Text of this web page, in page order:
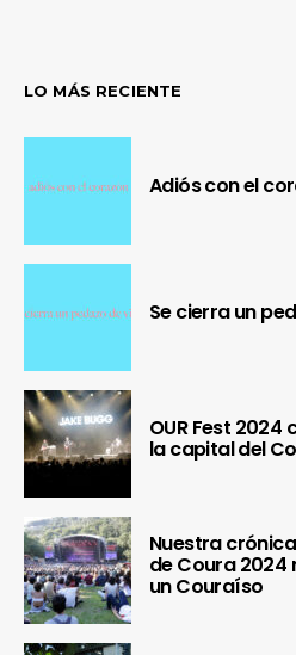
LO MÁS RECIENTE
Adiós con el
Se cierra un
OUR Fest 2024
la capital del
Nuestra
de Coura 2024
un Couraíso